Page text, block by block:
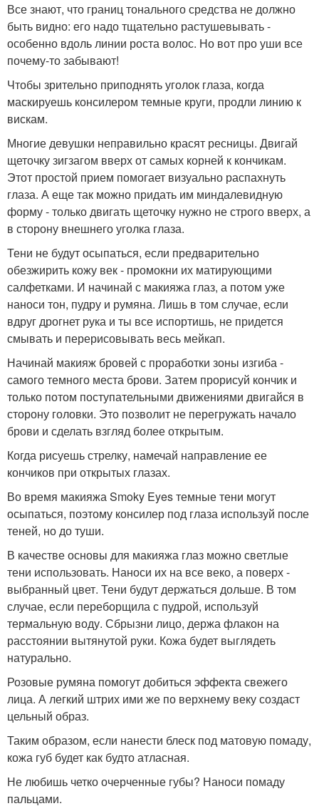
Все знают, что границ тонального средства не должно
быть видно: его надо тщательно растушевывать -
особенно вдоль линии роста волос. Но вот про уши все
почему-то забывают!
Чтобы зрительно приподнять уголок глаза, когда
маскируешь консилером темные круги, продли линию к
вискам.
Многие девушки неправильно красят ресницы. Двигай
щеточку зигзагом вверх от самых корней к кончикам.
Этот простой прием помогает визуально распахнуть
глаза. А еще так можно придать им миндалевидную
форму - только двигать щеточку нужно не строго вверх, а
в сторону внешнего уголка глаза.
Тени не будут осыпаться, если предварительно
обезжирить кожу век - промокни их матирующими
салфетками. И начинай с макияжа глаз, а потом уже
наноси тон, пудру и румяна. Лишь в том случае, если
вдруг дрогнет рука и ты все испортишь, не придется
смывать и перерисовывать весь мейкап.
Начинай макияж бровей с проработки зоны изгиба -
самого темного места брови. Затем прорисуй кончик и
только потом поступательными движениями двигайся в
сторону головки. Это позволит не перегружать начало
брови и сделать взгляд более открытым.
Когда рисуешь стрелку, намечай направление ее
кончиков при открытых глазах.
Во время макияжа Smoky Eyes темные тени могут
осыпаться, поэтому консилер под глаза используй после
теней, но до туши.
В качестве основы для макияжа глаз можно светлые
тени использовать. Наноси их на все веко, а поверх -
выбранный цвет. Тени будут держаться дольше. В том
случае, если переборщила с пудрой, используй
термальную воду. Сбрызни лицо, держа флакон на
расстоянии вытянутой руки. Кожа будет выглядеть
натурально.
Розовые румяна помогут добиться эффекта свежего
лица. А легкий штрих ими же по верхнему веку создаст
цельный образ.
Таким образом, если нанести блеск под матовую помаду,
кожа губ будет как будто атласная.
Не любишь четко очерченные губы? Наноси помаду
пальцами.